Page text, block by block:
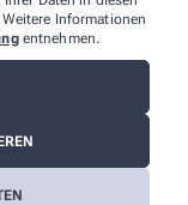
Informationen
entnehmen.